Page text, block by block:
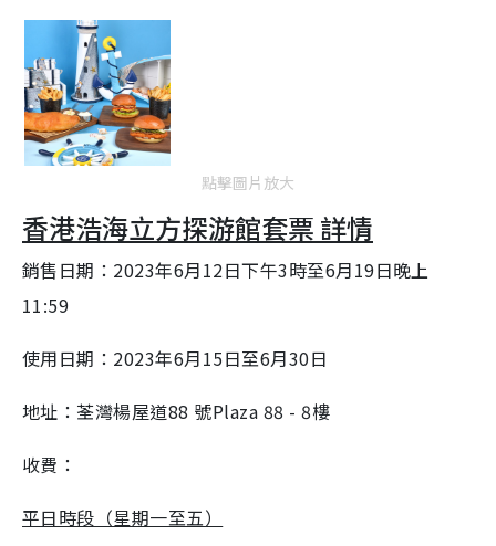
點擊圖片放大
香港浩海立方探游館套票 詳情
銷售日期：2023年6月12日下午3時至6月19日晚上
11:59
使用日期：2023年6月15日至6月30日
地址：荃灣楊屋道88 號Plaza 88 - 8樓
收費：
平日時段（星期一至五）